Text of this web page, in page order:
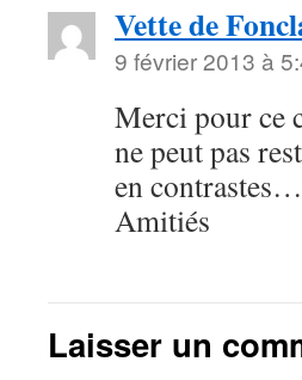
Vette de
9 février 2013 à
Merci pour ce
ne peut pas
en contrastes…
Amitiés
Laisser un